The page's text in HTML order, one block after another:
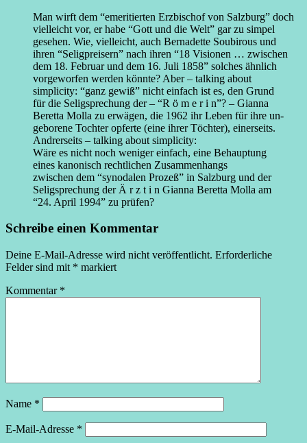
Man wirft dem “emeritierten Erzbischof von Salzburg” doch
vielleicht vor, er habe “Gott und die Welt” gar zu simpel
gesehen. Wie, vielleicht, auch Bernadette Soubirous und
ihren “Seligpreisern” nach ihren “18 Visionen … zwischen
dem 18. Februar und dem 16. Juli 1858” solches ähnlich
vorgeworfen werden könnte? Aber – talking about
simplicity: “ganz gewiß” nicht einfach ist es, den Grund
für die Seligsprechung der – “R ö m e r i n”? – Gianna
Beretta Molla zu erwägen, die 1962 ihr Leben für ihre un-
geborene Tochter opferte (eine ihrer Töchter), einerseits.
Andrerseits – talking about simplicity:
Wäre es nicht noch weniger einfach, eine Behauptung
eines kanonisch rechtlichen Zusammenhangs
zwischen dem “synodalen Prozeß” in Salzburg und der
Seligsprechung der Ä r z t i n Gianna Beretta Molla am
“24. April 1994” zu prüfen?
Schreibe einen Kommentar
Deine E-Mail-Adresse wird nicht veröffentlicht. Erforderliche
Felder sind mit * markiert
Kommentar *
Name *
E-Mail-Adresse *